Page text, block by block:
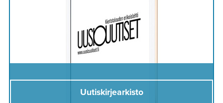
Uutiskirjearkisto